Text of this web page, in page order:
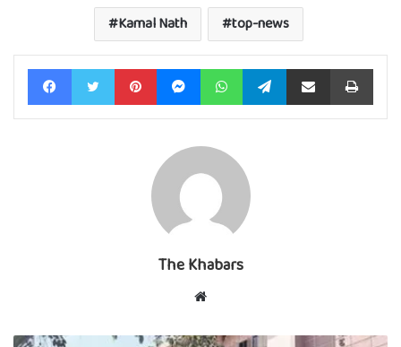
Kamal Nath top-news
FacebookTwitter PinterestMessengerWhatsAppTelegramShare via Email Print
The Khabars
Website